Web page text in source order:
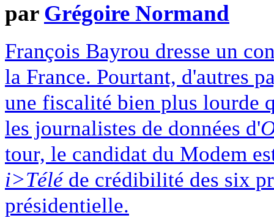
par Grégoire Normand
François Bayrou dresse un
la France. Pourtant, d'autres
une fiscalité bien plus lourde
les journalistes de données d'
tour, le candidat du Modem
i>Téléde crédibilité des six
présidentielle.